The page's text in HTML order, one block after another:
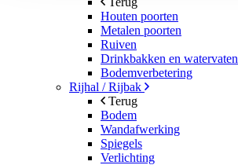
Houten poorten
Metalen poorten
Ruiven
Drinkbakken en watervaten
Bodemverbetering
Rijhal / Rijbak
Terug
Bodem
Wandafwerking
Spiegels
Verlichting